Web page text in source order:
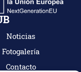
Noticias
Fotogalería
Contacto